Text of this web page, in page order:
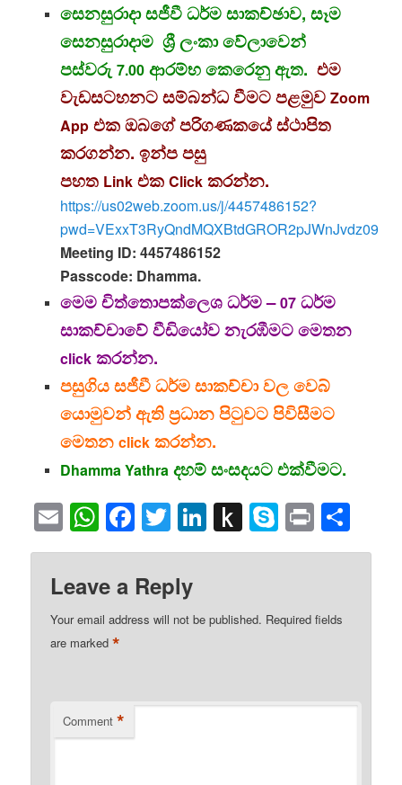
සෙනසුරාදා සජීවී ධර්ම සාකච්ඡාව, සෑම
සෙනසුරාදාම ශ්‍රී ලංකා වේලාවෙන්
පස්වරු 7.00ආරම්භ කෙරෙනු ඇත. එම
වැඩසටහනට සම්බන්ධ වීමට පළමුව Zoom
Appඑක ඔබගේ පරිගණකයේ ස්ථාපිත
කරගන්න. ඉන්ප පසු
පහත Linkඑක Clickකරන්න.
https://us02web.zoom.us/j/4457486152?
pwd=VExxT3RyQndMQXBtdGROR2pJWnJvdz09
Meeting ID: 4457486152
Passcode: Dhamma.
මෙම චිත්තොපක්ලෙශ ධර්ම –07ධර්ම
සාකච්චාවේ වීඩියෝව නැරඹීමට මෙතන
clickකරන්න.
පසුගිය සජීවී ධර්ම සාකච්චා වල වෙබ්
යොමුවන් ඇති ප්‍රධාන පිටුවට පිවිසීමට
මෙතන clickකරන්න.
Dhamma Yathraදහම් සංසදයට එක්වීමට.
EmailWhatsApp
Facebook
Twitter
LinkedIn
Push
to
Skype
Print
Leave a Reply
Your email address will not be published. Required fields
are marked*
Comment *